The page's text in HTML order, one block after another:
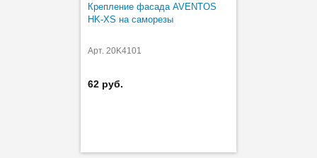
Крепление фасада AVENTOS
HK-XS на саморезы
Арт. 20K4101
62 руб.